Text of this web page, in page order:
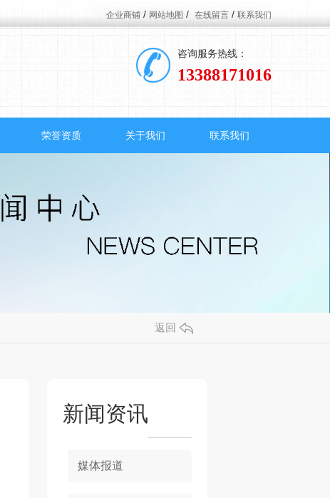
企业商铺 / 网站地图 / 在线留言 / 联系我们
咨询服务热线：
13388171016
荣誉资质 关于我们 联系我们
返回
新闻资讯
媒体报道